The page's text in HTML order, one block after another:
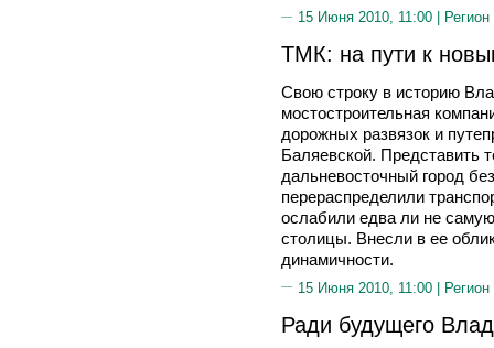
15 Июня 2010, 11:00 |
ТМК: на пути к
Свою строку в историю
мостостроительная
дорожных развязок и
Баляевской. Представить
дальневосточный город
перераспределили
ослабили едва ли не
столицы. Внесли в ее
динамичности.
15 Июня 2010, 11:00 | Регион
Ради будущего